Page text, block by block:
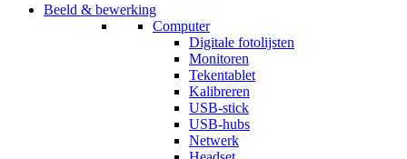
Beeld & bewerking
Computer
Digitale fotolijsten
Monitoren
Tekentablet
Kalibreren
USB-stick
USB-hubs
Netwerk